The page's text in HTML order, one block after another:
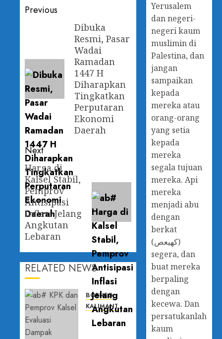
Previous
Dibuka
Resmi, Pasar
Wadai
Ramadan
1447 H
Diharapkan
Tingkatkan
Perputaran
Ekonomi
Daerah
Next
Harga di
Kalsel Stabil,
Pemprov
Antisipasi
Inflasi Jelang
Angkutan
Lebaran
RELATED NEWS
BORNEO
KALIMANTAN SELATAN
KPK dan
Pemprov
Yerusalem
dan negeri-
negeri kaum
muslimin di
Palestina, dan
jangan
sampaikan
kepada
mereka atau
orang-orang
yang setia
kepada
mereka
segala tujuan
mereka. Api
mereka
menjadi abu
dengan
berkat
(كهيعص)
segera, dan
buat mereka
berpaling
dengan
kecewa. Dan
persatukanlah
kaum